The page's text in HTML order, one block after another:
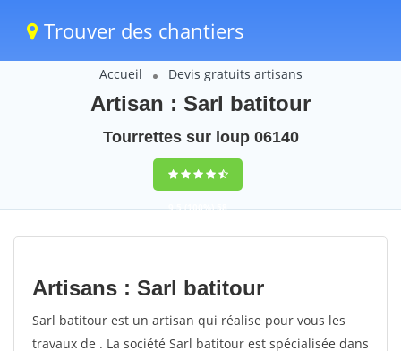
Trouver des chantiers
Accueil Devis gratuits artisans
Artisan : Sarl batitour
Tourrettes sur loup 06140
9,5(100%)58
votes
Artisans : Sarl batitour
Sarl batitour est un artisan qui réalise pour vous les
travaux de . La société Sarl batitour est spécialisée dans